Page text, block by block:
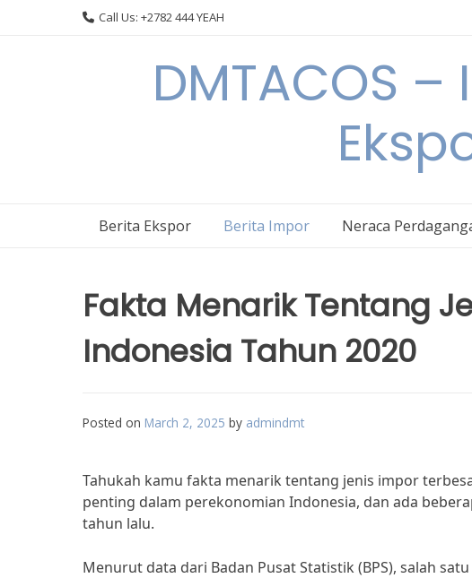
Call Us: +2782 444 YEAH
DMTACOS
Berita Ekspor Berita Impor Neraca
Fakta Menarik Tentang
Indonesia Tahun 2020
Posted on March 2, 2025 by admindmt
Tahukah kamu fakta menarik tentang jenis impor
penting dalam perekonomian Indonesia, dan ada
tahun lalu.
Menurut data dari Badan Pusat Statistik (BPS), salah